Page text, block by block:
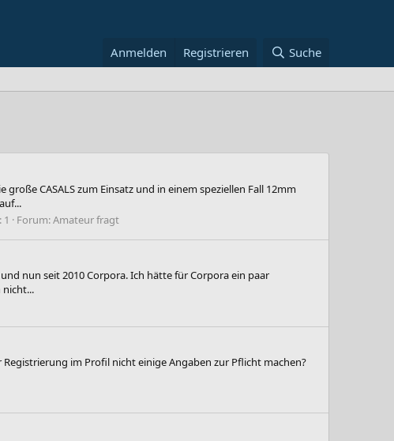
Anmelden Registrieren Suche
CASALS zum Einsatz und in einem speziellen Fall 12mm
Forum:Amateur fragt
nun seit 2010 Corpora. Ich hätte für Corpora ein paar
nicht...
im Profil nicht einige Angaben zur Pflicht machen?